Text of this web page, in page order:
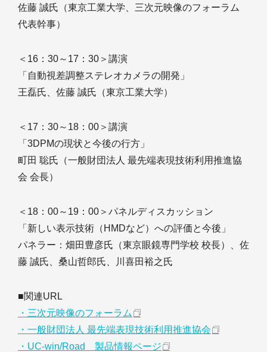
佐藤 誠氏（東京工業大学、三次元映像のフォーラム
代表幹事）
＜16：30～17：30＞講演
「自動視差調整ステレオカメラの開発」
王磊氏、佐藤 誠氏（東京工業大学）
＜17：30～18：00＞講演
「3DPMの現状と今後の行方」
町田 聡氏（一般財団法人 最先端表現技術利用推進協
会 会長）
＜18：00～19：00＞パネルディスカッション
「新しい表示技術（HMDなど）への評価と今後」
パネラー：畑田豊彦氏（東京眼鏡専門学校 校長）、佐
藤 誠氏、桑山哲郎氏、川喜田裕之氏
■関連URL
・三次元映像のフォーラム
・一般財団法人 最先端表現技術利用推進協会
・UC-win/Road 製品情報ページ